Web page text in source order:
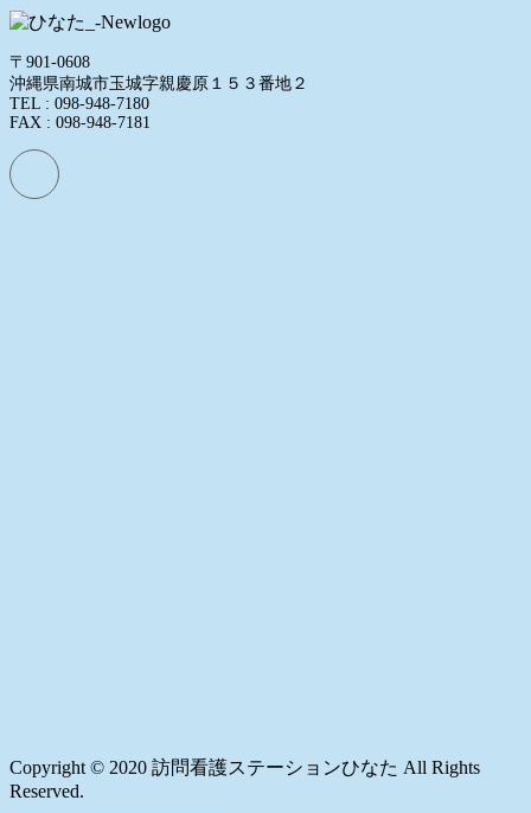
〒901-0608
沖縄県南城市玉城字親慶原１５３番地２
TEL : 098-948-7180
FAX : 098-948-7181
Copyright © 2020 訪問看護ステーションひなた All Rights
Reserved.